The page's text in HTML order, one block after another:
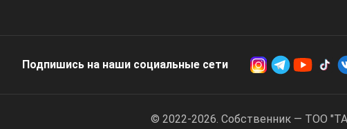
Подпишись на наши социальные cети
© 2022-2026. Собственник — ТОО